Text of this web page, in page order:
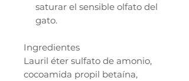
saturar el sensible olfato del
gato.
Ingredientes
Lauril éter sulfato de amonio,
cocoamida propil betaína,